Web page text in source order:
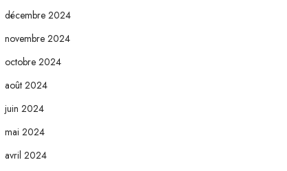
décembre 2024
novembre 2024
octobre 2024
août 2024
juin 2024
mai 2024
avril 2024